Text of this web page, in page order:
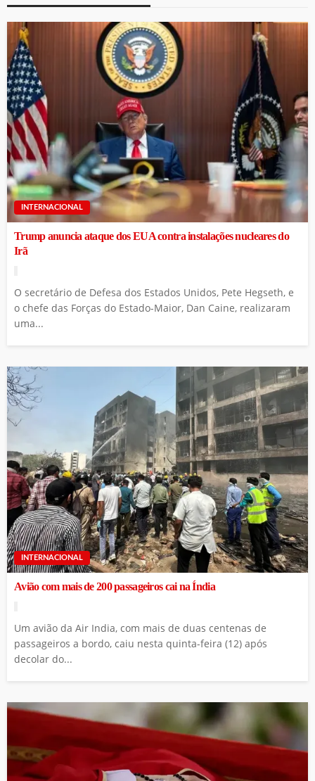
INTERNACIONAL
Trump anuncia ataque dos EUA contra instalações nucleares do
Irã
O secretário de Defesa dos Estados Unidos, Pete Hegseth, e
o chefe das Forças do Estado-Maior, Dan Caine, realizaram
uma...
INTERNACIONAL
Avião com mais de 200 passageiros cai na Índia
Um avião da Air India, com mais de duas centenas de
passageiros a bordo, caiu nesta quinta-feira (12) após
decolar do...